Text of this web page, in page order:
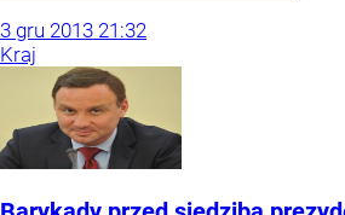
3 gru 2013 21:32
Kraj